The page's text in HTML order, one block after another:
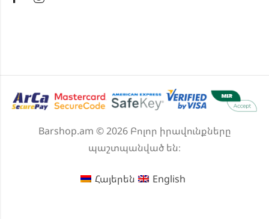
Barshop.am © 2026 Բոլոր իրավունքները
պաշտպանված են։
Հայերեն English